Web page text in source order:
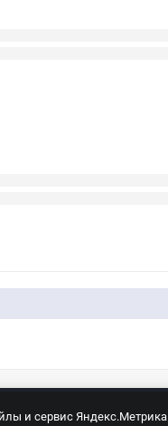
и сервис Яндекс.Метрика